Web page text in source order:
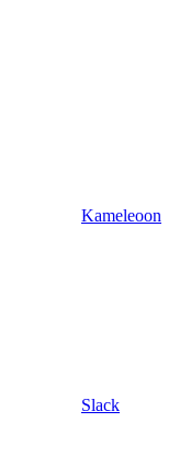
Kameleoon
Slack